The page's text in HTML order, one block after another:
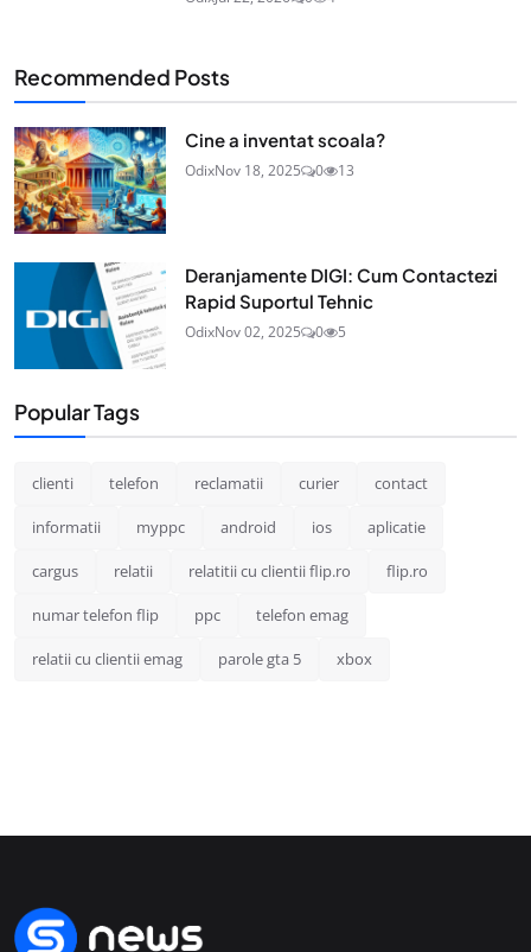
Recommended Posts
Cine a inventat scoala?
OdixNov 18, 2025 0 13
Deranjamente DIGI: Cum Contactezi
Rapid Suportul Tehnic
OdixNov 02, 2025 0 5
Popular Tags
clienti telefon reclamatii curier contact
informatii myppc android ios aplicatie
cargus relatii relatitii cu clientii flip.ro flip.ro
numar telefon flip ppc telefon emag
relatii cu clientii emag parole gta 5 xbox